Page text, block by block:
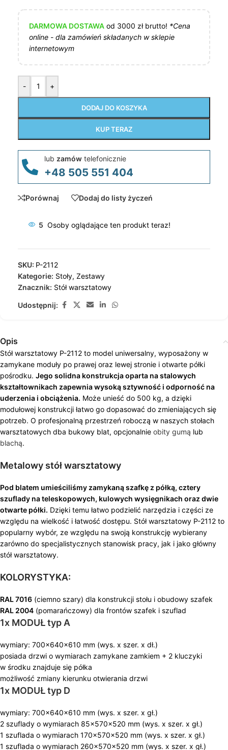
DARMOWA DOSTAWA od 3000 zł brutto! *Cena
online - dla zamówień składanych w sklepie
internetowym
- +
DODAJ DO KOSZYKA
KUP TERAZ
lub zamów telefonicznie
+48 505 551 404
Porównaj Dodaj do listy życzeń
5 Osoby oglądające ten produkt teraz!
SKU: P-2112
Kategorie: Stoły, Zestawy
Znacznik: Stół warsztatowy
Udostępnij:
Opis
Stół warsztatowy P-2112 to model uniwersalny, wyposażony w
zamykane moduły po prawej oraz lewej stronie i otwarte półki
pośrodku. Jego solidna konstrukcja oparta na stalowych
kształtownikach zapewnia wysoką sztywność i odporność na
uderzenia i obciążenia. Może unieść do 500 kg, a dzięki
modułowej konstrukcji łatwo go dopasować do zmieniających się
potrzeb. O profesjonalną przestrzeń roboczą w naszych stołach
warsztatowych dba bukowy blat, opcjonalnie obity gumą lub
blachą.
Metalowy stół warsztatowy
Pod blatem umieściliśmy zamykaną szafkę z półką, cztery
szuflady na teleskopowych, kulowych wysięgnikach oraz dwie
otwarte półki. Dzięki temu łatwo podzielić narzędzia i części ze
względu na wielkość i łatwość dostępu. Stół warsztatowy P-2112 to
popularny wybór, ze względu na swoją konstrukcję wybierany
zarówno do specjalistycznych stanowisk pracy, jak i jako główny
stół warsztatowy.
KOLORYSTYKA:
RAL 7016 (ciemno szary) dla konstrukcji stołu i obudowy szafek
RAL 2004 (pomarańczowy) dla frontów szafek i szuflad
1x MODUŁ typ A
wymiary: 700x640x610 mm (wys. x szer. x dł.)
posiada drzwi o wymiarach zamykane zamkiem + 2 kluczyki
w środku znajduje się półka
możliwość zmiany kierunku otwierania drzwi
1x MODUŁ typ D
wymiary: 700x640x610 mm (wys. x szer. x gł.)
2 szuflady o wymiarach 85x570x520 mm (wys. x szer. x gł.)
1 szuflada o wymiarach 170x570x520 mm (wys. x szer. x gł.)
1 szuflada o wymiarach 260x570x520 mm (wys. x szer. x gł.)